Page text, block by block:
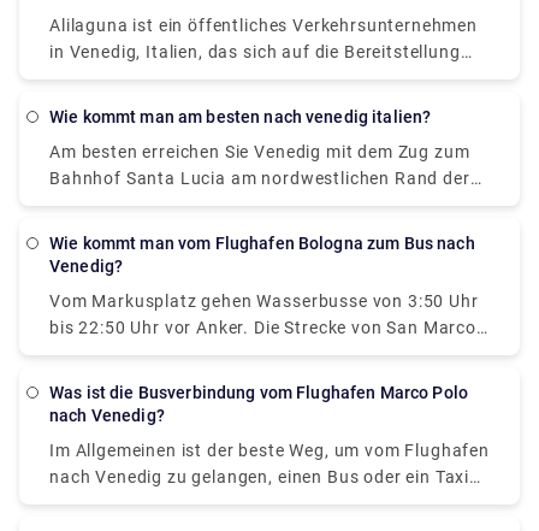
zentralen Busbahnhof Piazzale Roma bringt. Dieser
Bus fährt alle 20 Minuten und der Preis beträgt 8
Euro (15 Euro für die Hin- und Rückfahrt).
Hotel in Venedig beinhaltet eine Fahrt mit dem
privaten Wassertaxi. San Basilio ist eine 20-minütige
Transferfahrt vom Flughafen Venedig Marco Polo
entfernt.
Alilaguna ist ein öffentliches Verkehrsunternehmen
in Venedig, Italien, das sich auf die Bereitstellung
eines effizienten Bootstransports in der ganzen
Flughafen Marco Polo und das Kreuzfahrtterminal
mit dem Stadtzentrum von Venedig, Lido und
Murano.
wie kommt man am besten nach venedig italien?
Am besten erreichen Sie Venedig mit dem Zug zum
Bahnhof Santa Lucia am nordwestlichen Rand der
Stadt. Es gibt auch einen Busbahnhof und
hat auch den kleinen Flughafen Venedig Marco Polo,
nach Venedig nehmen.
Wie kommt man vom Flughafen Bologna zum Bus nach
Venedig?
Vom Markusplatz gehen Wasserbusse von 3:50 Uhr
bis 22:50 Uhr vor Anker. Die Strecke von San Marco
zum Flughafen dauert 1 Stunde und 20 Minuten
Was ist die Busverbindung vom Flughafen Marco Polo
nach Venedig?
Im Allgemeinen ist der beste Weg, um vom Flughafen
nach Venedig zu gelangen, einen Bus oder ein Taxi
vom Flughafen zum Piazzale Roma zu nehmen und